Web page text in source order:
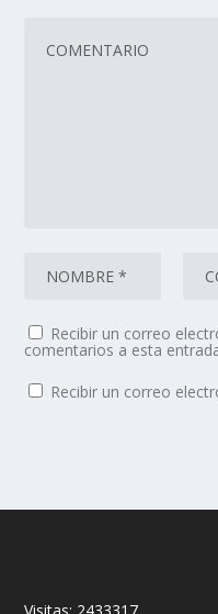
Recibir un correo
comentarios a esta
Recibir un correo